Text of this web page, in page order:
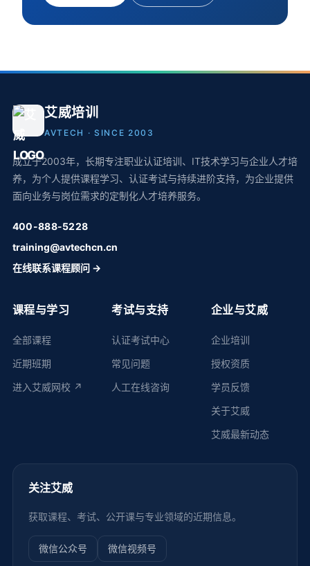
艾威培训
AVTECH · SINCE 2003
成立于2003年，长期专注职业认证培训、IT技术学习与企业人才培
养，为个人提供课程学习、认证考试与持续进阶支持，为企业提供
面向业务与岗位需求的定制化人才培养服务。
400-888-5228
training@avtechcn.cn
在线联系课程顾问 →
课程与学习
全部课程
近期班期
进入艾威网校 ↗
考试与支持
认证考试中心
常见问题
人工在线咨询
企业与艾威
企业培训
授权资质
学员反馈
关于艾威
艾威最新动态
关注艾威
获取课程、考试、公开课与专业领域的近期信息。
微信公众号 微信视频号